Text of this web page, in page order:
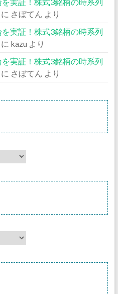
に さぼてん より
実証！株式3銘柄の時系列
に kazu より
実証！株式3銘柄の時系列
に さぼてん より